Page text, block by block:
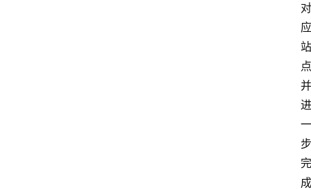
对
应
站
点
并
进
一
步
完
成